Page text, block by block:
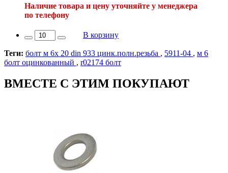
Наличие товара и цену уточняйте у менеджера
по телефону
В корзину
Теги: болт м 6х 20 din 933 цинк.полн.резьба , 5911-04 , м 6
болт оцинкованный , r02174 болт
ВМЕСТЕ С ЭТИМ ПОКУПАЮТ